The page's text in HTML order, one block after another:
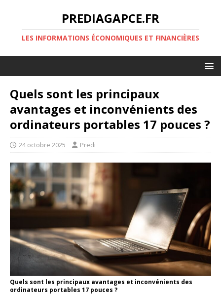
PREDIAGAPCE.FR
LES INFORMATIONS ÉCONOMIQUES ET FINANCIÈRES
Quels sont les principaux
avantages et inconvénients des
ordinateurs portables 17 pouces ?
24 octobre 2025 Predi
Quels sont les principaux avantages et inconvénients des
ordinateurs portables 17 pouces ?